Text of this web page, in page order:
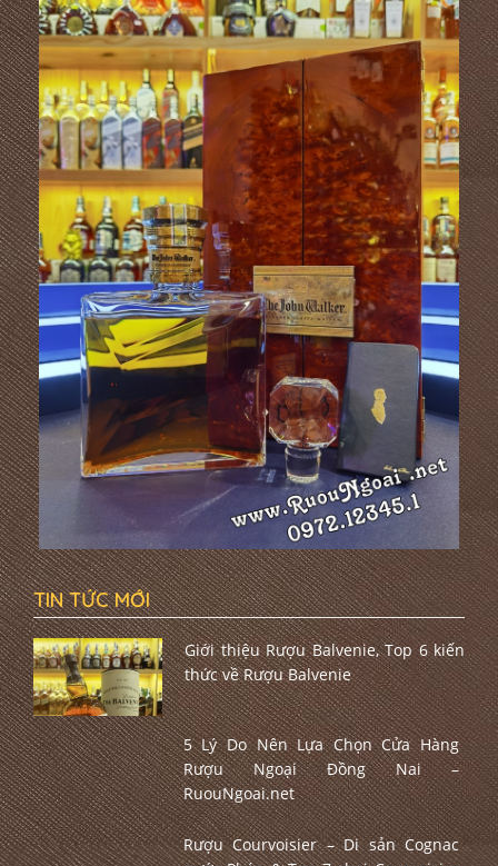
TIN TỨC MỚI
Giới thiệu Rượu Balvenie, Top 6 kiến
thức về Rượu Balvenie
5 Lý Do Nên Lựa Chọn Cửa Hàng
Rượu Ngoại Đồng Nai –
RuouNgoai.net
Rượu Courvoisier – Di sản Cognac